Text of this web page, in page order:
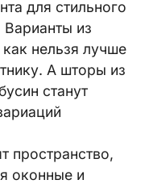
для стильного
Варианты из
нельзя лучше
А шторы из
станут
пространство,
оконные и